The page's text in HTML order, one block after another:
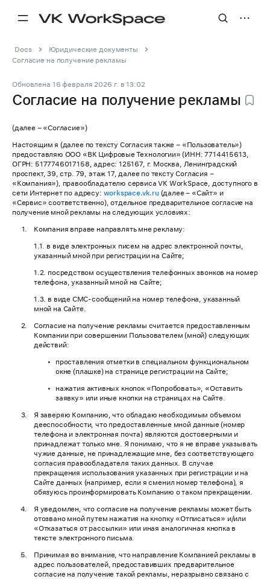
Docs
Юридические документы
Согласие на получение рекламы
Обновлена 16 февраля 2026 г. в 13:02
Согласие на получение рекламы
(далее – «Согласие»)
Настоящим я (далее по тексту Согласия также – «Пользователь»)
предоставляю ООО «ВК Цифровые Технологии» (ИНН: 7714415613,
ОГРН: 5177746017158, адрес: 125167, г. Москва, Ленинградский
проспект, 39, стр. 79, этаж 17, далее по тексту Согласия –
«Компания»), правообладателю сервиса VK WorkSpace, доступного в
сети Интернет по адресу: workspace.vk.ru(далее – «Сайт» и
«Сервис» соответственно), отдельное предварительное согласие на
получение мной рекламы на следующих условиях:
Компания вправе направлять мне рекламу:
1.1. в виде электронных писем на адрес электронной почты,
указанный мной при регистрации на Сайте;
1.2. посредством осуществления телефонных звонков на номер
телефона, указанный мной на Сайте;
1.3. в виде СМС-сообщений на номер телефона, указанный
мной на Сайте.
Согласие на получение рекламы считается предоставленным
Компании при совершении Пользователем (мной) следующих
действий:
проставления отметки в специальном функциональном
окне (плашке) на странице регистрации на Сайте;
нажатия активных кнопок «Попробовать», «Оставить
заявку» или иные кнопки на страницах на Сайте.
Я заверяю Компанию, что обладаю необходимым объемом
дееспособности, что предоставленные мной данные (номер
телефона и электронная почта) являются достоверными и
принадлежат только мне. Я понимаю, что я не вправе указывать
чужие данные, не принадлежащие мне, без соответствующего
согласия правообладателя таких данных. В случае
прекращения использования указанных при регистрации и на
Сайте данных (например, если я сменил номер телефона), я
обязуюсь проинформировать Компанию о таком прекращении.
Я уведомлен, что согласие на получение рекламы может быть
отозвано мной путем нажатия на кнопку «Отписаться» и/или
«Отказаться от рассылки» или иная аналогичная кнопка в
тексте электронного письма.
Принимая во внимание, что направление Компанией рекламы в
адрес пользователей, предоставивших предварительное
согласие на получение такой рекламы, неразрывно связано с